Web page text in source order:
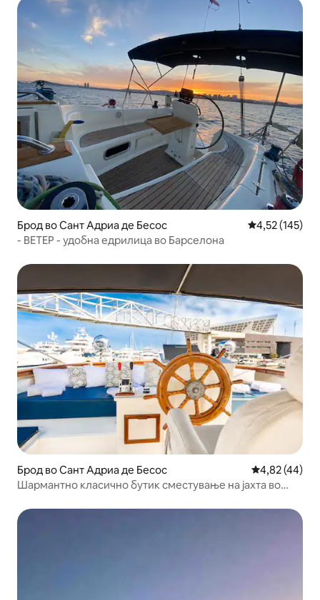
Брод во Сант Адриа де Бесос Просечна
4,52 (145)
- ВЕТЕР - удобна едрилица во Барселона
Брод во Сант Адриа де Бесос Просечна
4,82 (44)
Шармантно класично бутик сместување на јахта во